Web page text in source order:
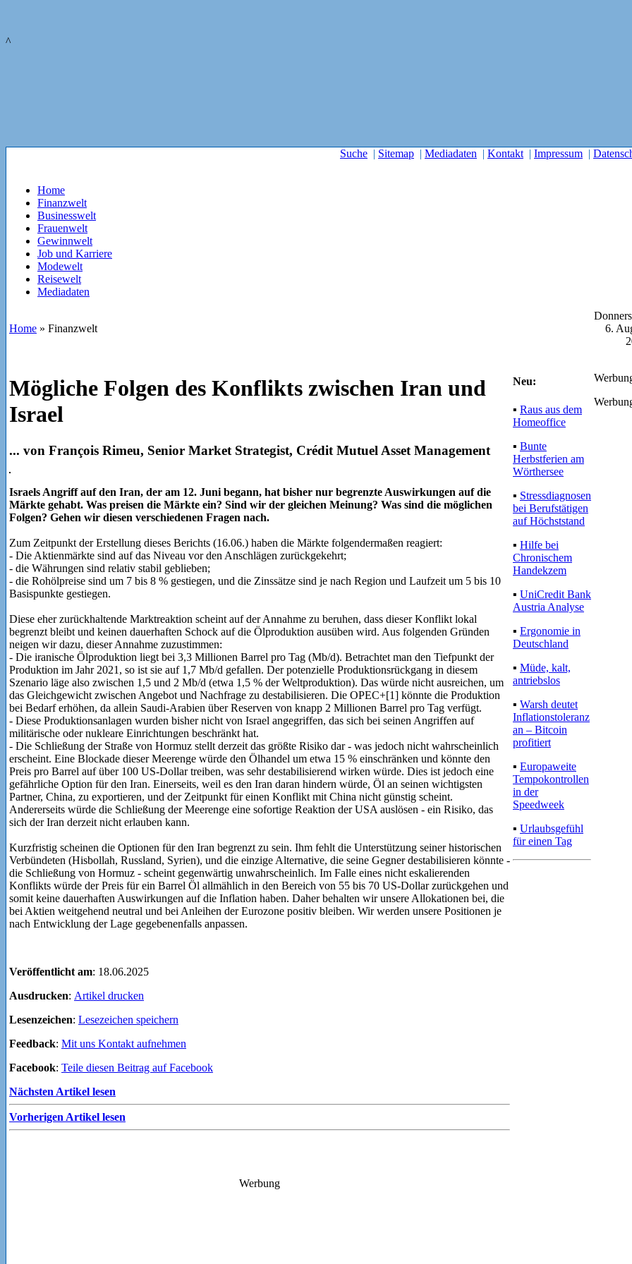
^
Suche | Sitemap | Mediadaten | Kontakt | Impressum |
Home
Finanzwelt
Businesswelt
Frauenwelt
Gewinnwelt
Job und Karriere
Modewelt
Reisewelt
Mediadaten
Home » Finanzwelt
6.
Mögliche Folgen des Konflikts zwischen Iran und
Israel
... von François Rimeu, Senior Market Strategist, Crédit Mutuel Asset Management
Israels Angriff auf den Iran, der am 12. Juni begann, hat bisher nur begrenzte Auswirkungen auf die
Märkte gehabt. Was preisen die Märkte ein? Sind wir der gleichen Meinung? Was sind die möglichen
Folgen? Gehen wir diesen verschiedenen Fragen nach.
Zum Zeitpunkt der Erstellung dieses Berichts (16.06.) haben die Märkte folgendermaßen reagiert:
- Die Aktienmärkte sind auf das Niveau vor den Anschlägen zurückgekehrt;
- die Währungen sind relativ stabil geblieben;
- die Rohölpreise sind um 7 bis 8 % gestiegen, und die Zinssätze sind je nach Region und Laufzeit um 5 bis 10
Basispunkte gestiegen.
Diese eher zurückhaltende Marktreaktion scheint auf der Annahme zu beruhen, dass dieser Konflikt lokal
begrenzt bleibt und keinen dauerhaften Schock auf die Ölproduktion ausüben wird. Aus folgenden Gründen
neigen wir dazu, dieser Annahme zuzustimmen:
- Die iranische Ölproduktion liegt bei 3,3 Millionen Barrel pro Tag (Mb/d). Betrachtet man den Tiefpunkt der
Produktion im Jahr 2021, so ist sie auf 1,7 Mb/d gefallen. Der potenzielle Produktionsrückgang in diesem
Szenario läge also zwischen 1,5 und 2 Mb/d (etwa 1,5 % der Weltproduktion). Das würde nicht ausreichen, um
das Gleichgewicht zwischen Angebot und Nachfrage zu destabilisieren. Die OPEC+[1] könnte die Produktion
bei Bedarf erhöhen, da allein Saudi-Arabien über Reserven von knapp 2 Millionen Barrel pro Tag verfügt.
- Diese Produktionsanlagen wurden bisher nicht von Israel angegriffen, das sich bei seinen Angriffen auf
militärische oder nukleare Einrichtungen beschränkt hat.
- Die Schließung der Straße von Hormuz stellt derzeit das größte Risiko dar - was jedoch nicht wahrscheinlich
erscheint. Eine Blockade dieser Meerenge würde den Ölhandel um etwa 15 % einschränken und könnte den
Preis pro Barrel auf über 100 US-Dollar treiben, was sehr destabilisierend wirken würde. Dies ist jedoch eine
gefährliche Option für den Iran. Einerseits, weil es den Iran daran hindern würde, Öl an seinen wichtigsten
Partner, China, zu exportieren, und der Zeitpunkt für einen Konflikt mit China nicht günstig scheint.
Andererseits würde die Schließung der Meerenge eine sofortige Reaktion der USA auslösen - ein Risiko, das
sich der Iran derzeit nicht erlauben kann.
Kurzfristig scheinen die Optionen für den Iran begrenzt zu sein. Ihm fehlt die Unterstützung seiner historischen
Verbündeten (Hisbollah, Russland, Syrien), und die einzige Alternative, die seine Gegner destabilisieren könnte -
die Schließung von Hormuz - scheint gegenwärtig unwahrscheinlich. Im Falle eines nicht eskalierenden
Konflikts würde der Preis für ein Barrel Öl allmählich in den Bereich von 55 bis 70 US-Dollar zurückgehen und
somit keine dauerhaften Auswirkungen auf die Inflation haben. Daher behalten wir unsere Allokationen bei, die
bei Aktien weitgehend neutral und bei Anleihen der Eurozone positiv bleiben. Wir werden unsere Positionen je
nach Entwicklung der Lage gegebenenfalls anpassen.
Veröffentlicht am: 18.06.2025
Ausdrucken: Artikel drucken
Lesenzeichen: Lesezeichen speichern
Feedback: Mit uns Kontakt aufnehmen
Facebook: Teile diesen Beitrag auf Facebook
Nächsten Artikel lesen
Vorherigen Artikel lesen
Neu:
▪ Raus aus dem
Homeoffice
▪ Bunte
Herbstferien am
Wörthersee
▪ Stressdiagnosen
bei Berufstätigen
auf Höchststand
▪ Hilfe bei
Chronischem
Handekzem
▪ UniCredit Bank
Austria Analyse
▪ Ergonomie in
Deutschland
▪ Müde, kalt,
antriebslos
▪ Warsh deutet
Inflationstoleranz
an – Bitcoin
profitiert
▪ Europaweite
Tempokontrollen
in der
Speedweek
▪ Urlaubsgefühl
für einen Tag
Werbung